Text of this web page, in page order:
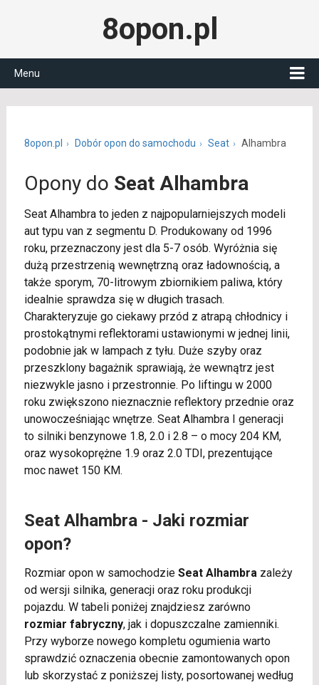
8opon.pl
Menu
8opon.pl Dobór opon do samochodu Seat Alhambra
Opony do Seat Alhambra
Seat Alhambra to jeden z najpopularniejszych modeli
aut typu van z segmentu D. Produkowany od 1996
roku, przeznaczony jest dla 5-7 osób. Wyróżnia się
dużą przestrzenią wewnętrzną oraz ładownością, a
także sporym, 70-litrowym zbiornikiem paliwa, który
idealnie sprawdza się w długich trasach.
Charakteryzuje go ciekawy przód z atrapą chłodnicy i
prostokątnymi reflektorami ustawionymi w jednej linii,
podobnie jak w lampach z tyłu. Duże szyby oraz
przeszklony bagażnik sprawiają, że wewnątrz jest
niezwykle jasno i przestronnie. Po liftingu w 2000
roku zwiększono nieznacznie reflektory przednie oraz
unowocześniając wnętrze. Seat Alhambra I generacji
to silniki benzynowe 1.8, 2.0 i 2.8 – o mocy 204 KM,
oraz wysokoprężne 1.9 oraz 2.0 TDI, prezentujące
moc nawet 150 KM.
Seat Alhambra - Jaki rozmiar
opon?
Rozmiar opon w samochodzie Seat Alhambrazależy
od wersji silnika, generacji oraz roku produkcji
pojazdu. W tabeli poniżej znajdziesz zarówno
rozmiar fabryczny, jak i dopuszczalne zamienniki.
Przy wyborze nowego kompletu ogumienia warto
sprawdzić oznaczenia obecnie zamontowanych opon
lub skorzystać z poniższej listy, posortowanej według